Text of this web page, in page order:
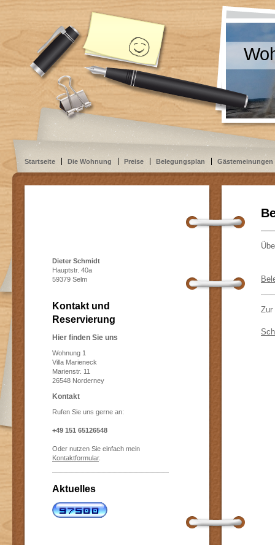
Startseite Die Wohnung Preise Belegungsplan Gästemeinungen
Zur
Dieter Schmidt
Hauptstr. 40a
59379 Selm
Kontakt und
Reservierung
Hier finden Sie uns
Wohnung 1
Villa Marieneck
Marienstr. 11
26548 Norderney
Kontakt
Rufen Sie uns gerne an:
+49 151 65126548
Oder nutzen Sie einfach mein
Kontaktformular.
Aktuelles